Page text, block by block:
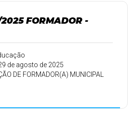
FORMADOR -
de agosto de 2025
DE FORMADOR(A) MUNICIPAL